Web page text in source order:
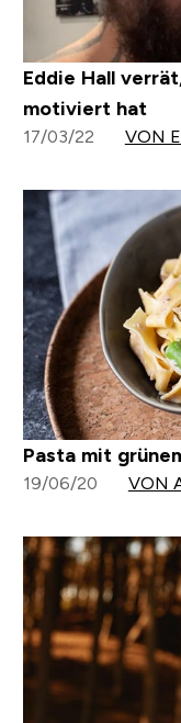
Eddie Hall
motiviert hat
17/03/22 VON
Pasta mit
19/06/20 VON